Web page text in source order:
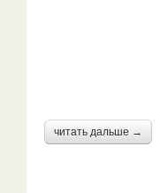
читать дальше →